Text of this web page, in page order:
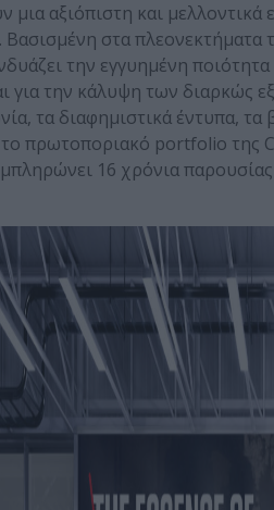
μια αξιόπιστη και
Βασισμένη στα
την εγγυημένη
για την κάλυψη των διαρκώς
τα διαφημιστικά έντυπα,
το πρωτοποριακό portfolio της
16 χρόνια παρουσίας